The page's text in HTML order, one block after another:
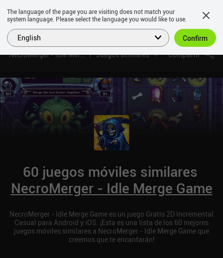
NecroMerger - Idle Merge GameJuegos similares Compartir
60 juegos móviles similares
NecroMerger - Idle Merge Game
NecroMerger - Idle Merge Game es un juego Gratis 2D Incremental
Casual para Android y iOS. ¡Esta es una lista de los 60 mejores
juegos móviles similares a NecroMerger - Idle Merge Game que
creemos que te encantarán!
The language of the page you are visiting does not match your
system language. Please select the language you would like to use.
English Confirm